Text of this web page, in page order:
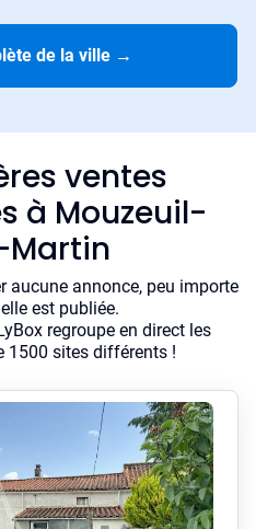
de la ville →
ventes
à Mouzeuil-
aucune annonce, peu importe
est publiée.
regroupe en direct les
1500 sites différents !